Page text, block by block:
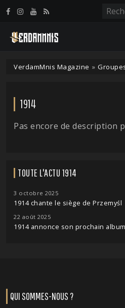
VerdamMnis Magazine »
1914
Pas encore de description
TOUTE L'ACTU 1914
3 octobre 2025
1914 chante le siège de Przemyśl
22 août 2025
1914 annonce son prochain
QUI SOMMES-NOUS ?
Panneau de gestion des cookies